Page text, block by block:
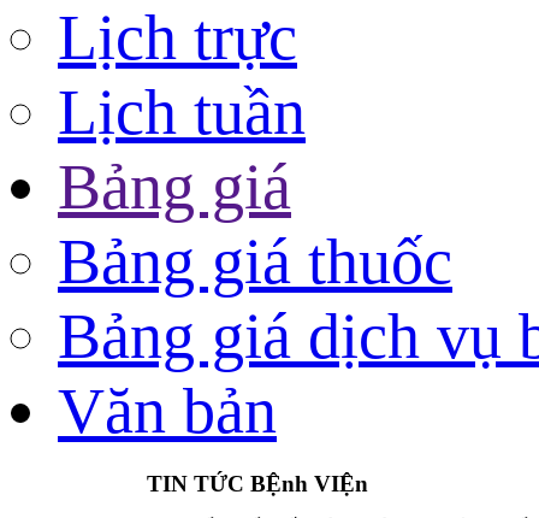
Lịch trực
Lịch tuần
Bảng giá
Bảng giá thuốc
Bảng giá dịch vụ
Văn bản
TIN TỨC BỆnh VIỆn